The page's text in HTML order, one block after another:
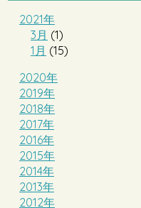
2021年
3月 (1)
1月 (15)
2020年
2019年
2018年
2017年
2016年
2015年
2014年
2013年
2012年